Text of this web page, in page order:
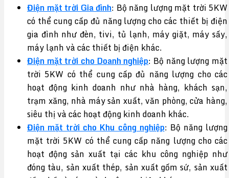
Điện mặt trời Gia đình: Bộ năng lượng mặt trời 5KW
có thể cung cấp đủ năng lượng cho các thiết bị điện
gia đình như đèn, tivi, tủ lạnh, máy giặt, máy sấy,
máy lạnh và các thiết bị điện khác.
Điện mặt trời cho Doanh nghiệp: Bộ năng lượng mặt
trời 5KW có thể cung cấp đủ năng lượng cho các
hoạt động kinh doanh như nhà hàng, khách sạn,
trạm xăng, nhà máy sản xuất, văn phòng, cửa hàng,
siêu thị và các hoạt động kinh doanh khác.
Điện mặt trời cho Khu công nghiệp: Bộ năng lượng
mặt trời 5KW có thể cung cấp năng lượng cho các
hoạt động sản xuất tại các khu công nghiệp như
đóng tàu, sản xuất thép, sản xuất gốm sứ, sản xuất